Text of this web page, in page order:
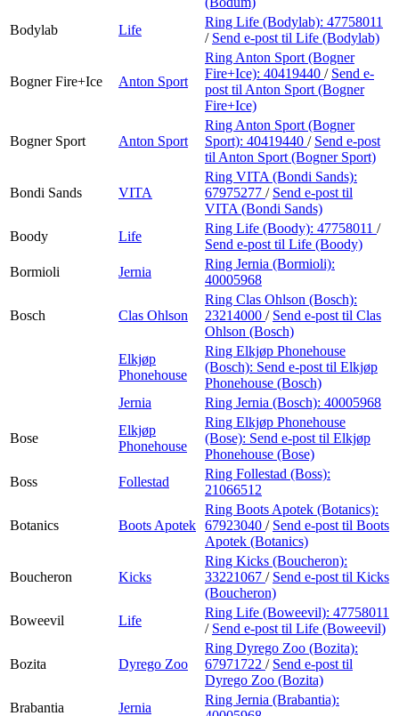
Bodylab
Life
Ring Life (Bodylab): 47758011
/ Send e-post til Life (Bodylab)
Bogner Fire+Ice Anton Sport
Ring Anton Sport (Bogner
Fire+Ice): 40419440 / Send e-
post til Anton Sport (Bogner
Fire+Ice)
Bogner Sport Anton Sport
Ring Anton Sport (Bogner
Sport): 40419440 / Send e-post
til Anton Sport (Bogner Sport)
Bondi Sands VITA
Ring VITA (Bondi Sands):
67975277 / Send e-post til
VITA (Bondi Sands)
Boody
Life
Ring Life (Boody): 47758011 /
Send e-post til Life (Boody)
Bormioli
Jernia
Ring Jernia (Bormioli):
40005968
Bosch Clas Ohlson
Ring Clas Ohlson (Bosch):
23214000 / Send e-post til Clas
Ohlson (Bosch)
Elkjøp
Phonehouse
Ring Elkjøp Phonehouse
(Bosch): Send e-post til Elkjøp
Phonehouse (Bosch)
Jernia
Ring Jernia (Bosch): 40005968
Bose
Elkjøp
Phonehouse
Ring Elkjøp Phonehouse
(Bose): Send e-post til Elkjøp
Phonehouse (Bose)
Boss
Follestad
Ring Follestad (Boss):
21066512
Botanics Boots Apotek
Ring Boots Apotek (Botanics):
67923040 / Send e-post til Boots
Apotek (Botanics)
Boucheron Kicks
Ring Kicks (Boucheron):
33221067 / Send e-post til Kicks
(Boucheron)
Boweevil
Life
Ring Life (Boweevil): 47758011
/ Send e-post til Life (Boweevil)
Bozita Dyrego Zoo
Ring Dyrego Zoo (Bozita):
67971722 / Send e-post til
Dyrego Zoo (Bozita)
Brabantia
Jernia
Ring Jernia (Brabantia):